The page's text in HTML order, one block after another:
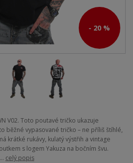
- 20 %
V02. Toto poutavé tričko ukazuje
běžné vypasované tričko – ne příliš štíhlé,
krátké rukávy, kulatý výstřih a vintage
s logem Yakuza na bočním švu.
celý popis